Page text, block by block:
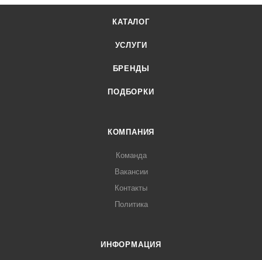
КАТАЛОГ
УСЛУГИ
БРЕНДЫ
ПОДБОРКИ
КОМПАНИЯ
Команда
Вакансии
Контакты
Политика
ИНФОРМАЦИЯ